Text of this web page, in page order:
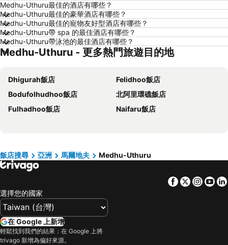
羅東市飯店
板橋區飯店
名古屋飯店
京都飯店
北投飯店
西屯區飯店
高雄地區飯店
桃園地區飯店
基隆飯店
新竹地區飯店
澎湖飯店
苗栗縣飯店
金門飯店
新北市飯店
屏東飯店
澳門飯店
Medhu-Uthuru最佳的酒店有哪些？
Medhu-Uthuru最佳的豪華酒店有哪些？
Medhu-Uthuru最佳的寵物友好型酒店有哪些？
Medhu-Uthuru帶 spa 的最佳酒店有哪些？
Medhu-Uthuru帶泳池的最佳酒店有哪些？
Medhu-Uthuru - 更多熱門旅遊目的地
Dhigurah飯店
Felidhoo飯店
Bodufolhudhoo飯店
北阿里環礁飯店
Fulhadhoo飯店
Naifaru飯店
飯店搜尋 亞洲 馬爾地夫 Medhu-Uthuru
Facebook
Twitter
選擇您的國家
在 Google 上新增
輕鬆找到我們的結果：在 Google 上將
trivago 新增為偏好來源。